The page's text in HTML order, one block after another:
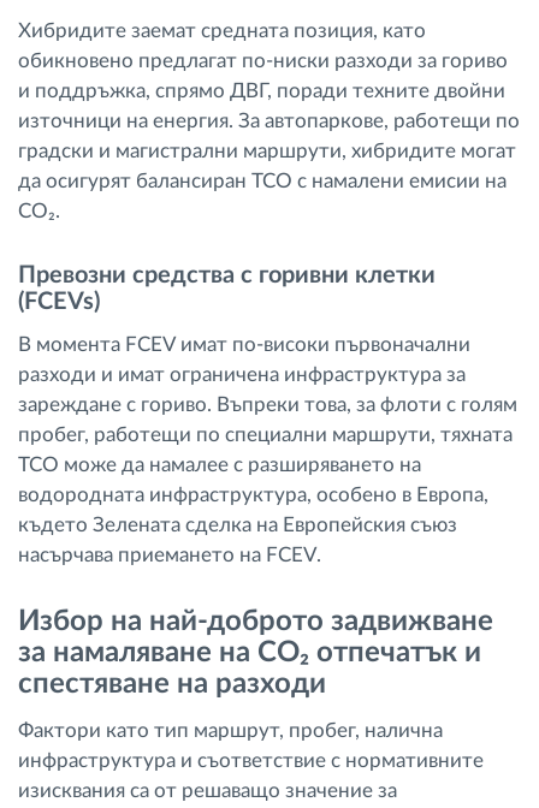
Хибридите заемат средната позиция, като
обикновено предлагат по-ниски разходи за гориво
и поддръжка, спрямо ДВГ, поради техните двойни
източници на енергия. За автопаркове, работещи по
градски и магистрални маршрути, хибридите могат
да осигурят балансиран TCO с намалени емисии на
CO₂.
Превозни средства с горивни клетки
(FCEVs)
В момента FCEV имат по-високи първоначални
разходи и имат ограничена инфраструктура за
зареждане с гориво. Въпреки това, за флоти с голям
пробег, работещи по специални маршрути, тяхната
TCO може да намалее с разширяването на
водородната инфраструктура, особено в Европа,
където Зелената сделка на Европейския съюз
насърчава приемането на FCEV.
Избор на най-доброто задвижване
за намаляване на CO₂ отпечатък и
спестяване на разходи
Фактори като тип маршрут, пробег, налична
инфраструктура и съответствие с нормативните
изисквания са от решаващо значение за